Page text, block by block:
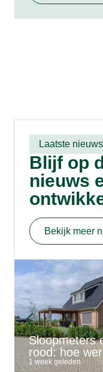
Laatste nieuws
Blijf op
nieuws
Bekijk meer
Sloopmeters
rood: hoe
1 week geleden